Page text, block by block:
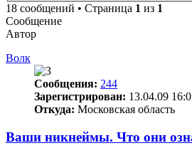
18 сообщений • Страница 1 из 1
Сообщение
Автор
Волк
Сообщения: 244
Зарегистрирован: 13.04.09
Откуда: Московская область
Ваши никнеймы. Что они